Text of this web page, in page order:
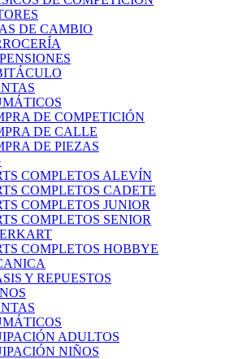
DE CAMBIO
DE COMPETICIÓN
DE CALLE
DE PIEZAS
COMPLETOS ALEVÍN
COMPLETOS CADETE
COMPLETOS JUNIOR
COMPLETOS SENIOR
COMPLETOS HOBBYE
Y REPUESTOS
ADULTOS
NIÑOS